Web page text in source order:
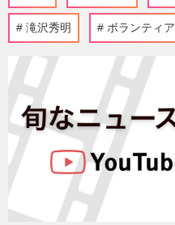
滝沢秀明 ボランティア